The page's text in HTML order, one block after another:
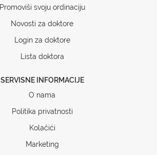
Promoviši svoju ordinaciju
Novosti za doktore
Login za doktore
Lista doktora
SERVISNE INFORMACIJE
O nama
Politika privatnosti
Kolačići
Marketing